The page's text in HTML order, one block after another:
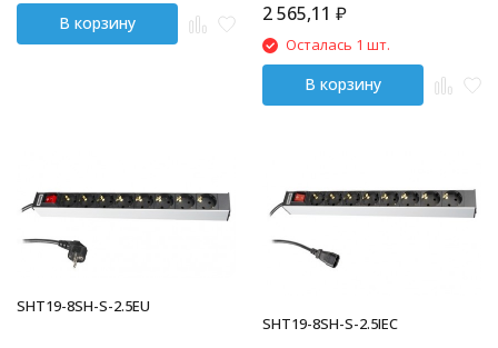
В корзину 2 565,11 ₽
Осталась 1 шт.
В корзину
SHT19-8SH-S-2.5EU
SHT19-8SH-S-2.5IEC